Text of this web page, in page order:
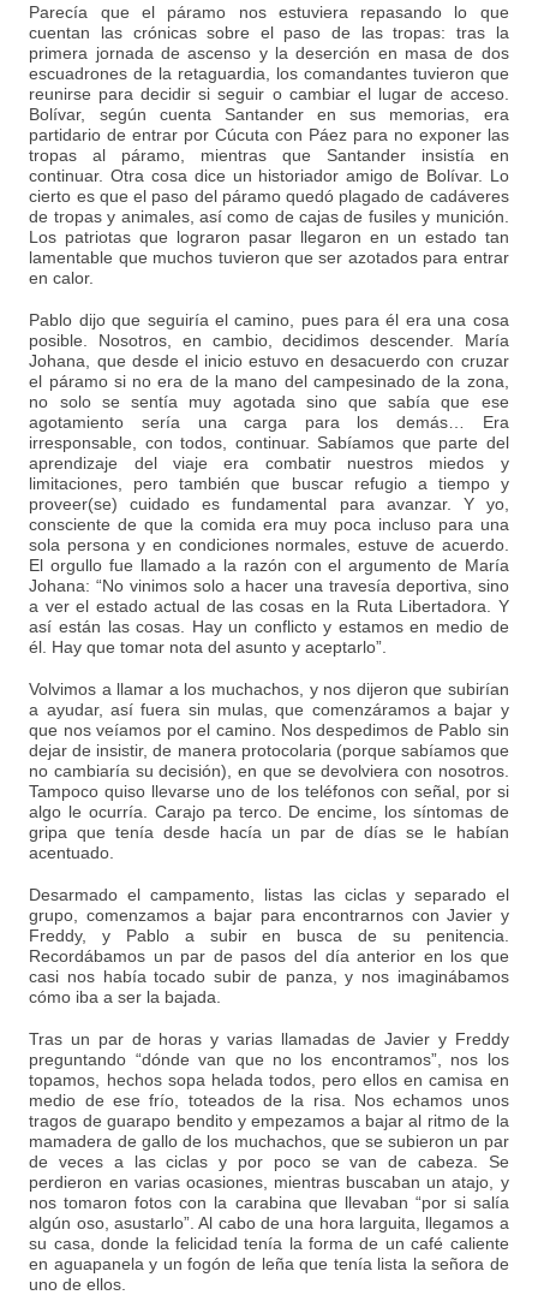
Parecía que el páramo nos estuviera repasando lo que
cuentan las crónicas sobre el paso de las tropas: tras la
primera jornada de ascenso y la deserción en masa de dos
escuadrones de la retaguardia, los comandantes tuvieron que
reunirse para decidir si seguir o cambiar el lugar de acceso.
Bolívar, según cuenta Santander en sus memorias, era
partidario de entrar por Cúcuta con Páez para no exponer las
tropas al páramo, mientras que Santander insistía en
continuar. Otra cosa dice un historiador amigo de Bolívar. Lo
cierto es que el paso del páramo quedó plagado de cadáveres
de tropas y animales, así como de cajas de fusiles y munición.
Los patriotas que lograron pasar llegaron en un estado tan
lamentable que muchos tuvieron que ser azotados para entrar
en calor.
Pablo dijo que seguiría el camino, pues para él era una cosa
posible. Nosotros, en cambio, decidimos descender. María
Johana, que desde el inicio estuvo en desacuerdo con cruzar
el páramo si no era de la mano del campesinado de la zona,
no solo se sentía muy agotada sino que sabía que ese
agotamiento sería una carga para los demás… Era
irresponsable, con todos, continuar. Sabíamos que parte del
aprendizaje del viaje era combatir nuestros miedos y
limitaciones, pero también que buscar refugio a tiempo y
proveer(se) cuidado es fundamental para avanzar. Y yo,
consciente de que la comida era muy poca incluso para una
sola persona y en condiciones normales, estuve de acuerdo.
El orgullo fue llamado a la razón con el argumento de María
Johana: “No vinimos solo a hacer una travesía deportiva, sino
a ver el estado actual de las cosas en la Ruta Libertadora. Y
así están las cosas. Hay un conflicto y estamos en medio de
él. Hay que tomar nota del asunto y aceptarlo”.
Volvimos a llamar a los muchachos, y nos dijeron que subirían
a ayudar, así fuera sin mulas, que comenzáramos a bajar y
que nos veíamos por el camino. Nos despedimos de Pablo sin
dejar de insistir, de manera protocolaria (porque sabíamos que
no cambiaría su decisión), en que se devolviera con nosotros.
Tampoco quiso llevarse uno de los teléfonos con señal, por si
algo le ocurría. Carajo pa terco. De encime, los síntomas de
gripa que tenía desde hacía un par de días se le habían
acentuado.
Desarmado el campamento, listas las ciclas y separado el
grupo, comenzamos a bajar para encontrarnos con Javier y
Freddy, y Pablo a subir en busca de su penitencia.
Recordábamos un par de pasos del día anterior en los que
casi nos había tocado subir de panza, y nos imaginábamos
cómo iba a ser la bajada.
Tras un par de horas y varias llamadas de Javier y Freddy
preguntando “dónde van que no los encontramos”, nos los
topamos, hechos sopa helada todos, pero ellos en camisa en
medio de ese frío, toteados de la risa. Nos echamos unos
tragos de guarapo bendito y empezamos a bajar al ritmo de la
mamadera de gallo de los muchachos, que se subieron un par
de veces a las ciclas y por poco se van de cabeza. Se
perdieron en varias ocasiones, mientras buscaban un atajo, y
nos tomaron fotos con la carabina que llevaban “por si salía
algún oso, asustarlo”. Al cabo de una hora larguita, llegamos a
su casa, donde la felicidad tenía la forma de un café caliente
en aguapanela y un fogón de leña que tenía lista la señora de
uno de ellos.